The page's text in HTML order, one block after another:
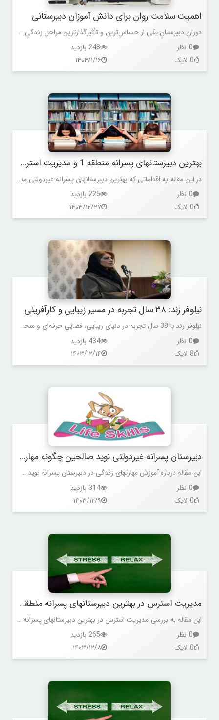
اهمیت سلامت روان برای دانش آموزان دبیرستانی
دوران دبیرستان یکی از حساس‌ترین و تأثیرگذارترین مراحل زندگی هر فرد است.
0 نظر
248 بازدید
0 لایک
۱۴۰۴/۱/۱۶
بهترین دبیرستانهای پسرانه منطقه 1 و مدیریت استرس دانش آموزان
در این مقاله به اقداماتی که بهترین دبیرستانهای پسرانه غیردولتی منطقه 1 برای برطرف کردن استرس دانش آموزان خود انجام می دهند می پردازیم.
0 نظر
225 بازدید
0 لایک
۱۴۰۳/۱۲/۲۷
نیلوفر زند: ۳۸ سال تجربه در مسیر زیبایی و کارآفرینی
نیلوفر زند با 38 سال تجربه در دنیای زیبایی، فضایی حرفه‌ای و منحصربه‌فرد برای ارائه خدمات زیبایی با بالاترین استانداردها ایجاد کرده است.
0 نظر
434 بازدید
8 لایک
۱۴۰۳/۱۲/۱۴
دبیرستان پسرانه غیردولتی نوید صالحین چگونه مهارتهای زندگی را به دانش آموزان آموزش می دهد.
این مقاله درباره آموزش مهارتهای زندگی در دبیرستان پسرانه نوید صالحین است.
0 نظر
314 بازدید
0 لایک
۱۴۰۳/۱۲/۹
مدیریت استرس در بهترین دبیرستانهای پسرانه منطقه 5
این مقاله به بررسی مدیریت استرس در بهترین دبیرستانهای پسرانه منطقه 5 می پردازد.
0 نظر
265 بازدید
0 لایک
۱۴۰۳/۱۲/۸